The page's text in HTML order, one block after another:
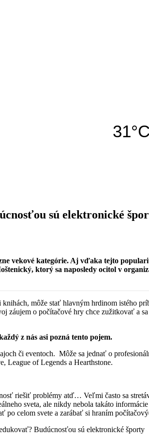
31°C
sú elektronické
vekové kategórie. Aj vďaka tejto
ktorý sa naposledy ocitol v
môže stať hlavným hrdinom istého
záujem o počítačové hry chce zužitkovať a
z nás asi pozná tento pojem.
či eventoch. Môže sa jednať o
League of Legends a Hearthstone.
riešiť problémy atď… Veľmi často sa
sveta, ale nikdy nebola takáto
celom svete a zarábať si hraním